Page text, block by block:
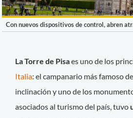
Con nuevos dispositivos de control, abren
La Torre de Pisaes uno de los
Italia: el campanario más famoso
inclinación y uno de los
asociados al turismo del país, tuvo